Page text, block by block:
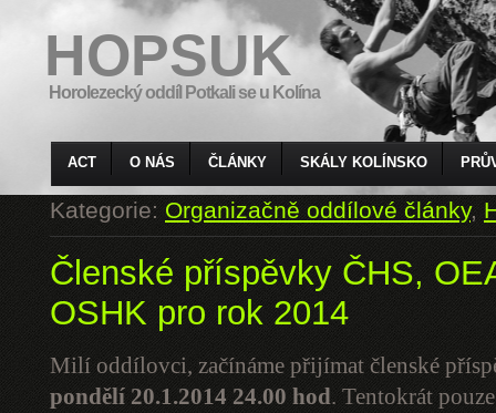
HOPSUK
Horolezecký oddíl Potkali se u Kolína
ACT O NÁS ČLÁNKY SKÁLY KOLÍNSKO
Kategorie:Organizačně oddílové články,
Členské příspěvky ČHS,
OSHK pro rok 2014
Milí oddílovci, začínáme přijímat členské
pondělí 20.1.201424.00 hod. Tentokrát